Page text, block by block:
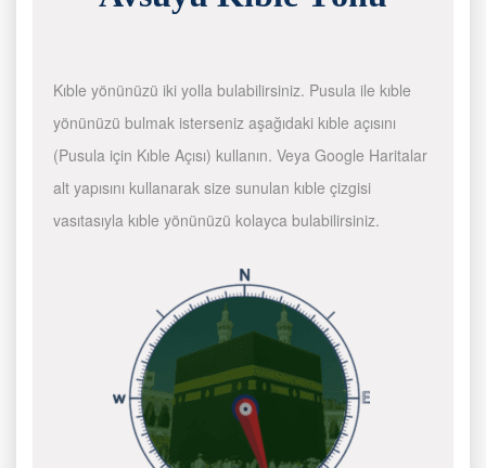
Kıble yönünüzü iki yolla bulabilirsiniz. Pusula ile kıble
yönünüzü bulmak isterseniz aşağıdaki kıble açısını
(Pusula için Kıble Açısı) kullanın. Veya Google Haritalar
alt yapısını kullanarak size sunulan kıble çizgisi
vasıtasıyla kıble yönünüzü kolayca bulabilirsiniz.